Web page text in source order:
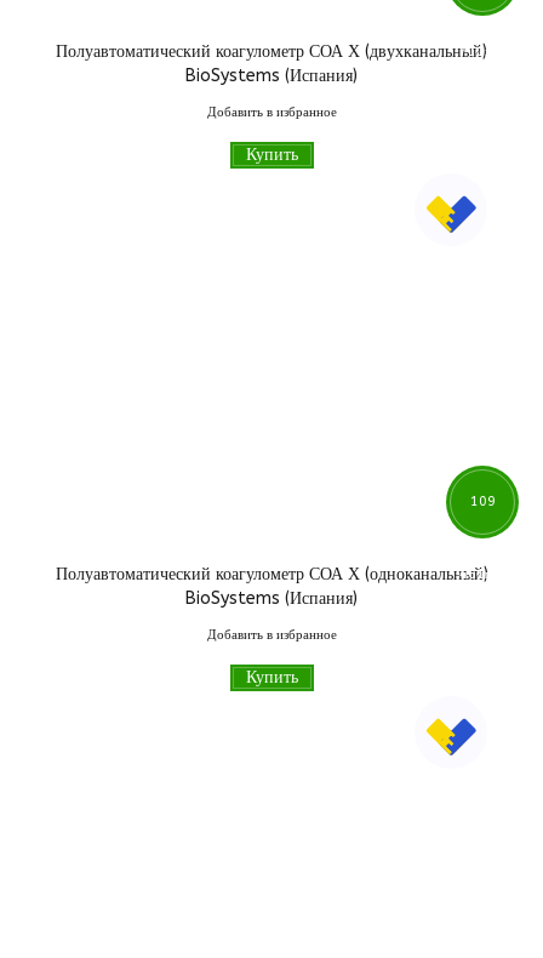
Полуавтоматический коагулометр СОА Х (двухканальный)
BioSystems (Испания)
Добавить в избранное
711грн
Купить
Полуавтоматический коагулометр СОА Х (одноканальный)
BioSystems (Испания)
Добавить в избранное
109
461грн
Купить